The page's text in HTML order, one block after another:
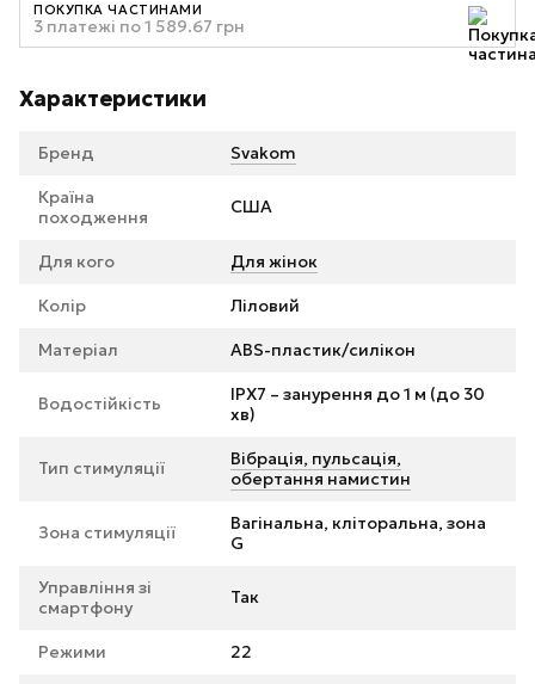
ПОКУПКА ЧАСТИНАМИ
3 платежі по 1 589.67 грн
Характеристики
Бренд Svakom
Країна
походження
США
Для кого Для жінок
Колір Ліловий
Матеріал ABS-пластик/силікон
Водостійкість
IPX7 – занурення до 1 м (до 30
хв)
Тип стимуляції
Вібрація, пульсація,
обертання намистин
Зона стимуляції
Вагінальна, кліторальна, зона
G
Управління зі
смартфону
Так
Режими 22